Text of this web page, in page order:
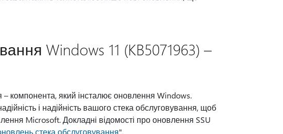
Windows 11 (KB5071963) –
компонента, який інсталює оновлення Windows.
і надійність вашого стека обслуговування, щоб
Microsoft. Докладні відомості про оновлення SSU
стека обслуговування".